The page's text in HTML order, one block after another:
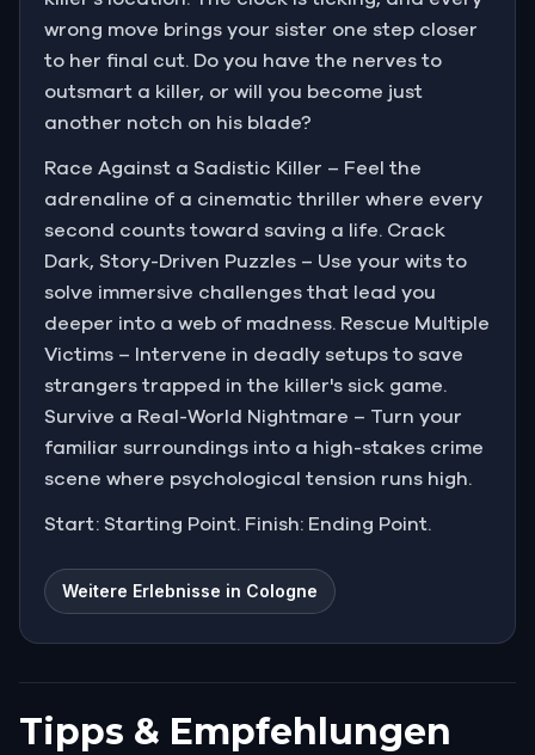
wrong move brings your sister one step closer
to her final cut. Do you have the nerves to
outsmart a killer, or will you become just
another notch on his blade?
Race Against a Sadistic Killer – Feel the
adrenaline of a cinematic thriller where every
second counts toward saving a life. Crack
Dark, Story-Driven Puzzles – Use your wits to
solve immersive challenges that lead you
deeper into a web of madness. Rescue Multiple
Victims – Intervene in deadly setups to save
strangers trapped in the killer's sick game.
Survive a Real-World Nightmare – Turn your
familiar surroundings into a high-stakes crime
scene where psychological tension runs high.
Start: Starting Point. Finish: Ending Point.
Weitere Erlebnisse in Cologne
Tipps & Empfehlungen